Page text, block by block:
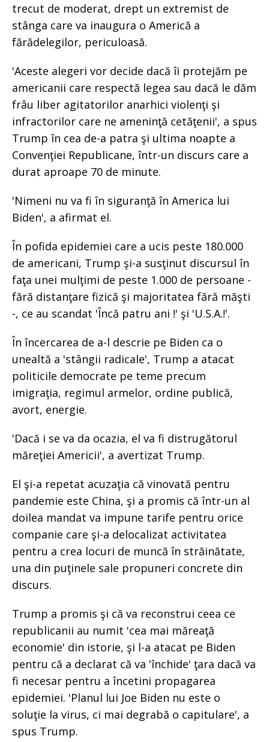
trecut de moderat, drept un extremist de
stânga care va inaugura o Americă a
fărădelegilor, periculoasă.
'Aceste alegeri vor decide dacă îi protejăm pe
americanii care respectă legea sau dacă le dăm
frâu liber agitatorilor anarhici violenţi şi
infractorilor care ne ameninţă cetăţenii', a spus
Trump în cea de-a patra şi ultima noapte a
Convenţiei Republicane, într-un discurs care a
durat aproape 70 de minute.
'Nimeni nu va fi în siguranţă în America lui
Biden', a afirmat el.
În pofida epidemiei care a ucis peste 180.000
de americani, Trump şi-a susţinut discursul în
faţa unei mulţimi de peste 1.000 de persoane -
fără distanţare fizică şi majoritatea fără măşti
-, ce au scandat 'Încă patru ani !' şi 'U.S.A.!'.
În încercarea de a-l descrie pe Biden ca o
unealtă a 'stângii radicale', Trump a atacat
politicile democrate pe teme precum
imigraţia, regimul armelor, ordine publică,
avort, energie.
'Dacă i se va da ocazia, el va fi distrugătorul
măreţiei Americii', a avertizat Trump.
El şi-a repetat acuzaţia că vinovată pentru
pandemie este China, şi a promis că într-un al
doilea mandat va impune tarife pentru orice
companie care şi-a delocalizat activitatea
pentru a crea locuri de muncă în străinătate,
una din puţinele sale propuneri concrete din
discurs.
Trump a promis şi că va reconstrui ceea ce
republicanii au numit 'cea mai măreaţă
economie' din istorie, şi l-a atacat pe Biden
pentru că a declarat că va 'închide' ţara dacă va
fi necesar pentru a încetini propagarea
epidemiei. 'Planul lui Joe Biden nu este o
soluţie la virus, ci mai degrabă o capitulare', a
spus Trump.